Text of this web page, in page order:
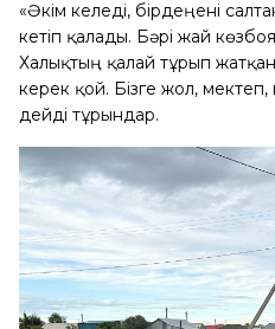
«Әкім келеді, бірдеңені
кетіп қалады. Бәрі жай
Халықтың қалай тұрып
керек қой. Бізге жол,
дейді тұрғындар.